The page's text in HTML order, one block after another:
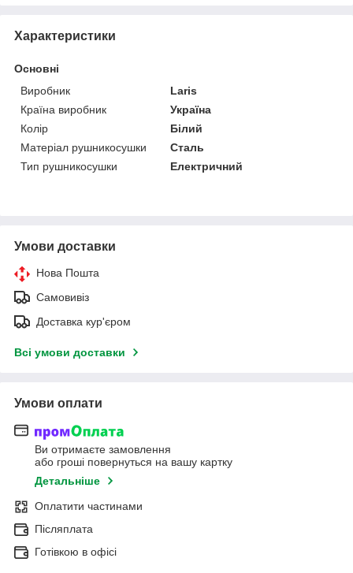
Характеристики
Основні
Виробник
Laris
Країна виробник
Україна
Колір
Білий
Матеріал рушникосушки
Сталь
Тип рушникосушки
Електричний
Умови доставки
Нова Пошта
Самовивіз
Доставка кур'єром
Всі умови доставки
Умови оплати
Ви отримаєте замовлення
або гроші повернуться на вашу картку
Детальніше
Оплатити частинами
Післяплата
Готівкою в офісі